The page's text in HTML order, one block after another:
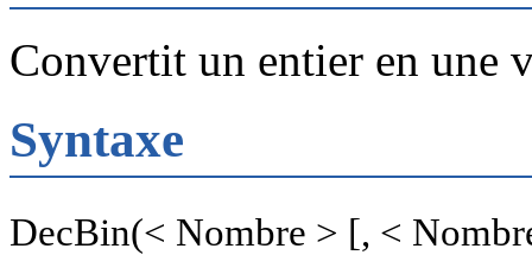
Convertit un entier en une
Syntaxe
DecBin(< Nombre > [, <